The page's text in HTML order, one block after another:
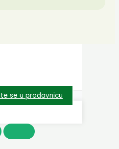
se u prodavnicu